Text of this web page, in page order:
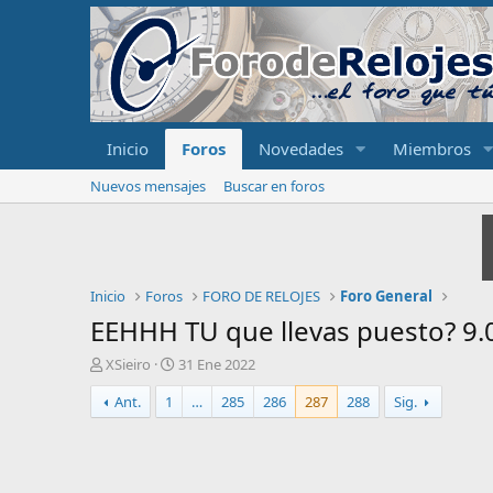
Inicio Foros Novedades Miembros
Nuevos mensajes Buscar en foros
Inicio Foros FORO DE RELOJES Foro General
EEHHH TU que llevas puesto?
I
n
i
c
XSieiro
F
e
h
31 Ene 2022
Ant.
1 … 285 286 287 288 Sig.